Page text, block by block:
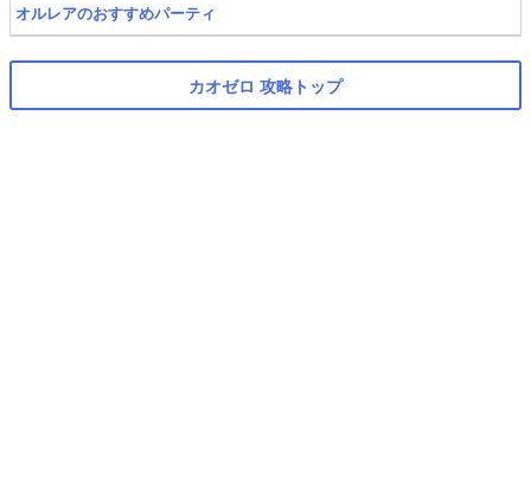
オルレアのおすすめパーティ
カオゼロ 攻略トップ